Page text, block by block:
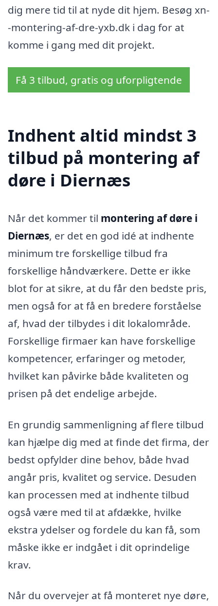
dig mere tid til at nyde dit hjem. Besøg xn-
-montering-af-dre-yxb.dk i dag for at
komme i gang med dit projekt.
Få 3 tilbud, gratis og uforpligtende
Indhent altid mindst 3
tilbud på montering af
døre i Diernæs
Når det kommer til montering af døre i
Diernæs, er det en god idé at indhente
minimum tre forskellige tilbud fra
forskellige håndværkere. Dette er ikke
blot for at sikre, at du får den bedste pris,
men også for at få en bredere forståelse
af, hvad der tilbydes i dit lokalområde.
Forskellige firmaer kan have forskellige
kompetencer, erfaringer og metoder,
hvilket kan påvirke både kvaliteten og
prisen på det endelige arbejde.
En grundig sammenligning af flere tilbud
kan hjælpe dig med at finde det firma, der
bedst opfylder dine behov, både hvad
angår pris, kvalitet og service. Desuden
kan processen med at indhente tilbud
også være med til at afdække, hvilke
ekstra ydelser og fordele du kan få, som
måske ikke er indgået i dit oprindelige
krav.
Når du overvejer at få monteret nye døre,